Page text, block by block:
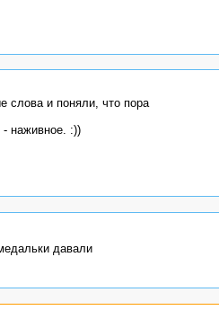
слова и поняли, что пора
наживное. :))
давали